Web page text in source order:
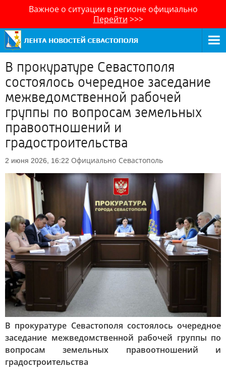
Важное о ситуации в регионе официально
Перейти >>>
В прокуратуре Севастополя
состоялось очередное заседание
межведомственной рабочей
группы по вопросам земельных
правоотношений и
градостроительства
2 июня 2026, 16:22 Официально Севастополь
В прокуратуре Севастополя состоялось очередное
заседание межведомственной рабочей группы по
вопросам земельных правоотношений и
градостроительства